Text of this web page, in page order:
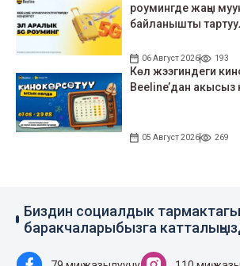
роумингде жаңы
байланышты
06 Август 2026 193
Көл жээгиндеги
Beeline’дан акысыз
05 Август 2026 269
Биздин социалдык тармактагы
баракчаларыбызга